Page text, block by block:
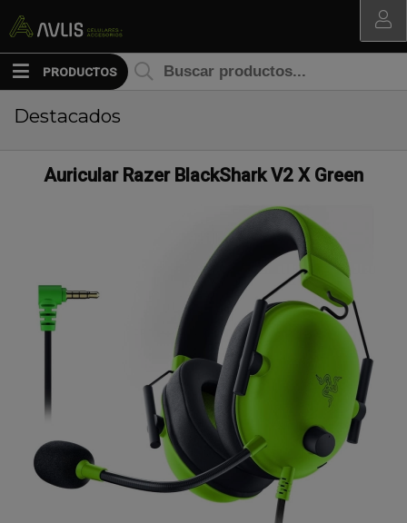
PRODUCTOS
Destacados
Auricular Razer BlackShark V2 X Green